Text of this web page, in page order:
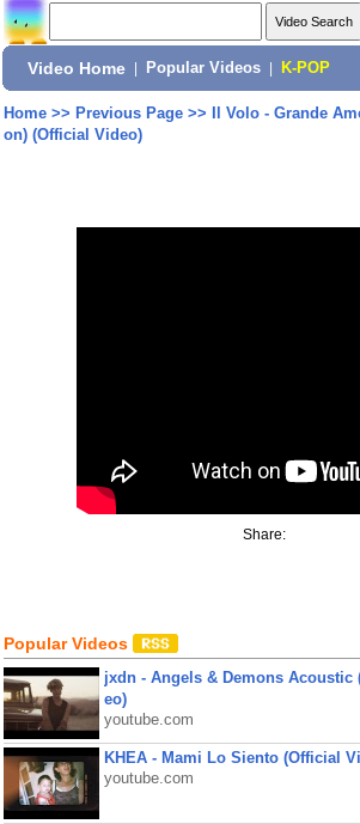
Video Home Popular Videos K-POP
Home>> Previous Page>>
Il Volo - Grande
on) (Official Video)
Share:
Popular Videos
jxdn - Angels & Demons Acoustic
eo)
youtube.com
KHEA - Mami Lo Siento (Official
youtube.com